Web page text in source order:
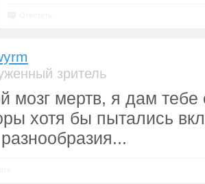
зритель
мозг мертв, я дам тебе
хотя бы пытались